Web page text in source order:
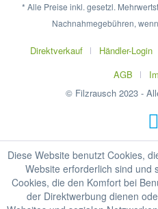
* Alle Preise inkl. gesetzl.
Nachnahmegebühren,
Direktverkauf Händler-Login
AGB
© Filzrausch 2023 -
Diese Website benutzt Cookies,
Website erforderlich sind und
Cookies, die den Komfort bei
der Direktwerbung dienen